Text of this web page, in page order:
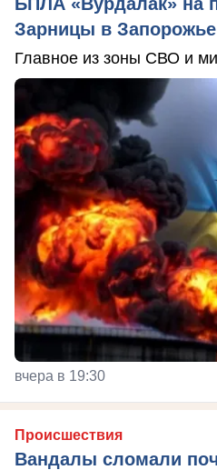
Зарницы в Запорожье
Главное из зоны СВО и
вчера в 19:30
Происшествия
Вандалы сломали